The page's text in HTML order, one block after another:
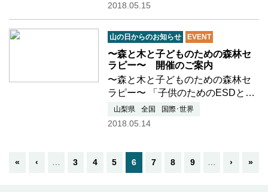
が少ない良材として高く評価…つ
づきを読む
2018.05.15
山の日からのお知らせ EVENT
〜森と木と子どものための森林セ
ラピー〜 開催のご案内
〜森と木と子どものための森林セ
ラピー〜 「子供のためのESDと
LH」武田の杜のご案内 武田の杜
は、甲府市街地からほど近くに位
学習展示館などを有する健康…つ
づきを読む
山梨県 全国 国際･世界
2018.05.14
« ‹ … 3 4 5 6 7 8 9 … › »